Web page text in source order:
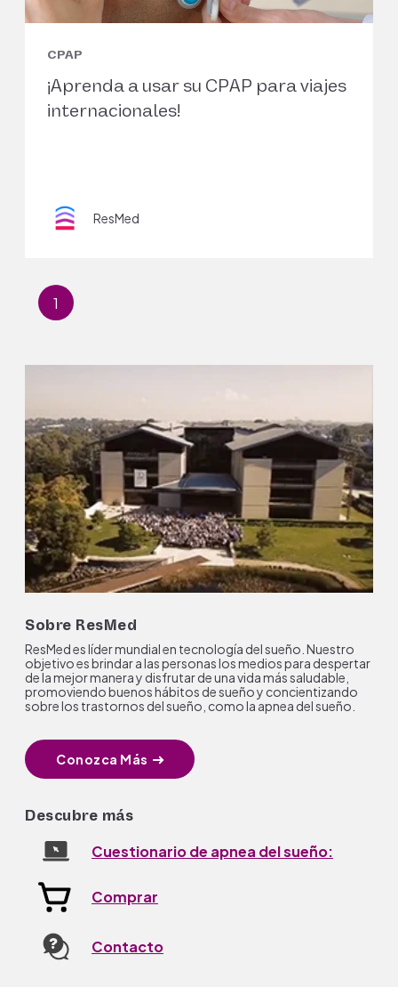
CPAP
¡Aprenda a usar su CPAP para viajes
internacionales!
ResMed
1
Sobre ResMed
ResMed es líder mundial en tecnología del sueño. Nuestro
objetivo es brindar a las personas los medios para despertar
de la mejor manera y disfrutar de una vida más saludable,
promoviendo buenos hábitos de sueño y concientizando
sobre los trastornos del sueño, como la apnea del sueño.
Conozca Más
Descubre más
Cuestionario de apnea del sueño:
Comprar
Contacto